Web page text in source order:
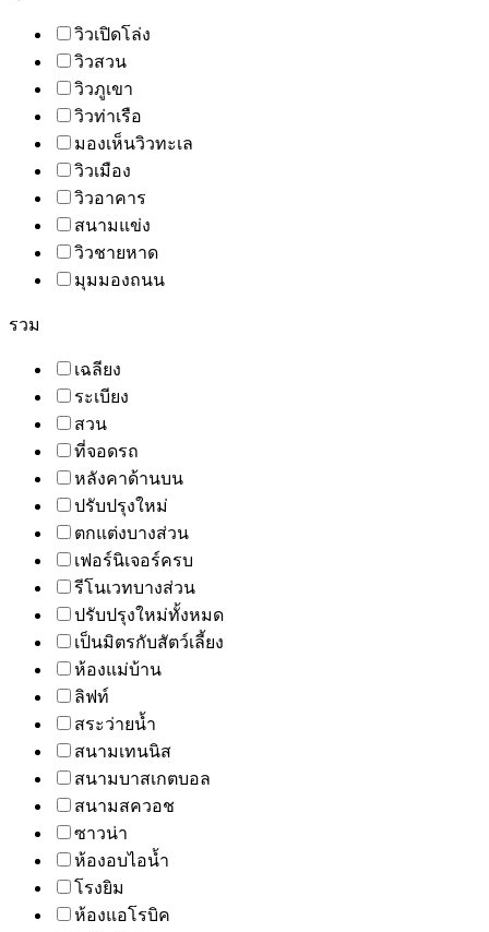
วิวเปิดโล่ง
วิวสวน
วิวภูเขา
วิวท่าเรือ
มองเห็นวิวทะเล
วิวเมือง
วิวอาคาร
สนามแข่ง
วิวชายหาด
มุมมองถนน
รวม
เฉลียง
ระเบียง
สวน
ที่จอดรถ
หลังคาด้านบน
ปรับปรุงใหม่
ตกแต่งบางส่วน
เฟอร์นิเจอร์ครบ
รีโนเวทบางส่วน
ปรับปรุงใหม่ทั้งหมด
เป็นมิตรกับสัตว์เลี้ยง
ห้องแม่บ้าน
ลิฟท์
สระว่ายน้ำ
สนามเทนนิส
สนามบาสเกตบอล
สนามสควอช
ซาวน่า
ห้องอบไอน้ำ
โรงยิม
ห้องแอโรบิค